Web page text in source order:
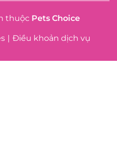
thuộc Pets Choice
| Điều khoản dịch vụ